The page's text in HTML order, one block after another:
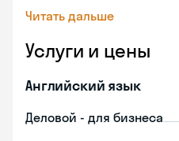
Читать дальше
Услуги и цены
Английский язык
Деловой - для бизнеса